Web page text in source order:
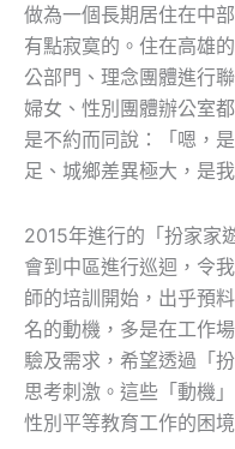
做為一個長期居住在中
有點寂寞的。住在高雄
公部門、理念團體進行
婦女、性別團體辦公室
是不約而同說：「嗯，
足、城鄉差異極大，是
2015年進行的「扮家家
會到中區進行巡迴，令
師的培訓開始，出乎預
名的動機，多是在工作
驗及需求，希望透過「
思考刺激。這些「動機
性別平等教育工作的困境